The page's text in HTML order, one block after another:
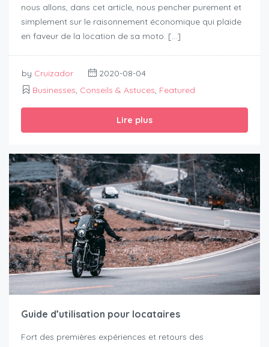
nous allons, dans cet article, nous pencher purement et
simplement sur le raisonnement économique qui plaide
en faveur de la location de sa moto. […]
by Cruizador
2020-08-04
Businesses, Conseils & Astuces, Featured
Lire plus
Guide d’utilisation pour locataires
Fort des premières expériences et retours des